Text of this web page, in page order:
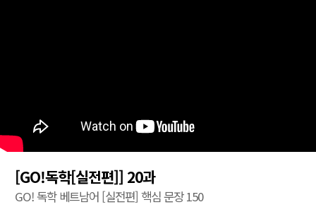
[GO!독학[실전편]] 20과
GO! 독학 베트남어 [실전편] 핵심 문장 150